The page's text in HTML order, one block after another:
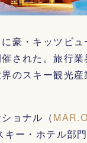
豪・キッツビ
された。旅行
のスキー観光産
ョナル（MAR.O
ー・ホテル部